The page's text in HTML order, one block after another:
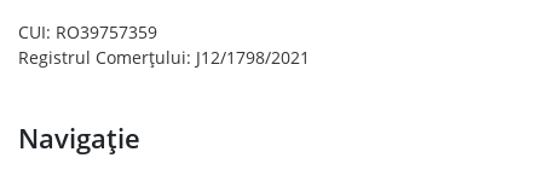
CUI: RO39757359
Registrul Comerțului: J12/1798/2021
Navigație